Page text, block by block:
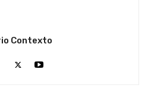
Contexto